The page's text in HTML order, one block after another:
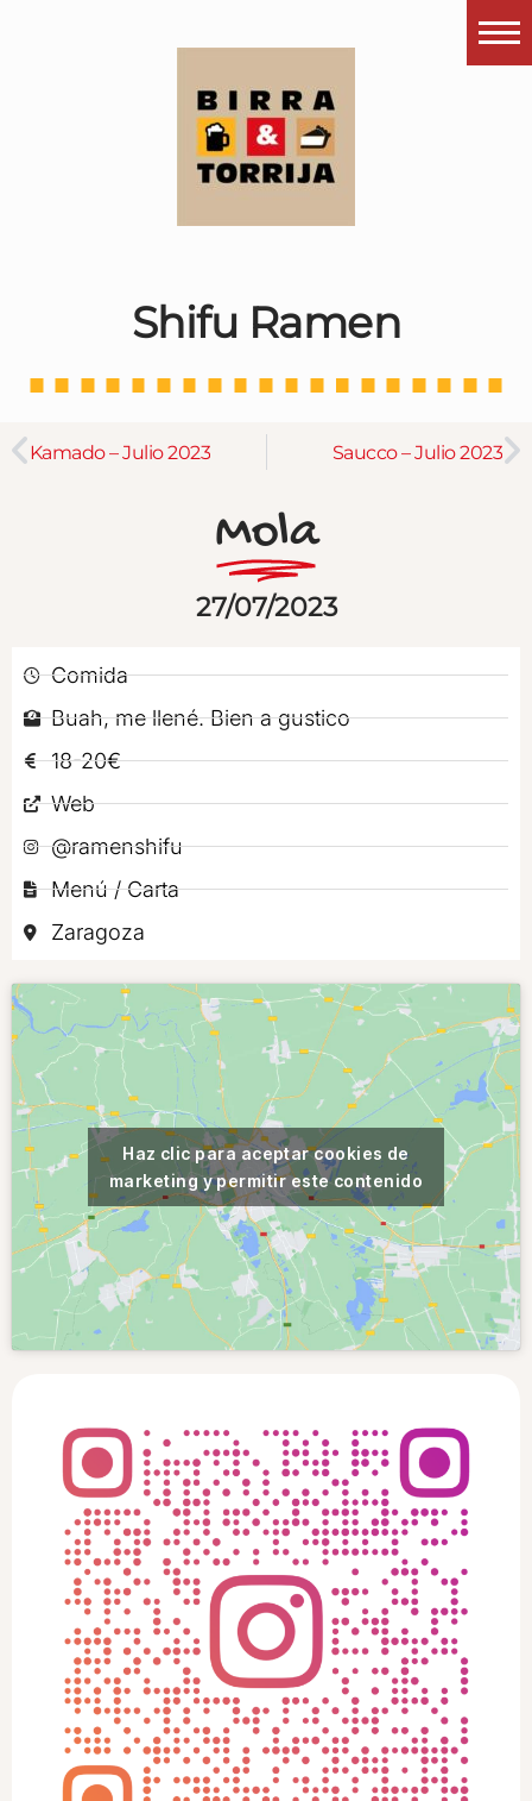
¿Esto que es pués?
Últimas visitas
Todos los garitos
Por el mundo
Contactar
Instagram
Shifu Ramen
Kamado – Julio 2023 Saucco – Julio 2023
Mola
27/07/2023
Comida
Buah, me llené. Bien a gustico
18-20€
Web
@ramenshifu
Menú / Carta
Zaragoza
Haz clic para aceptar cookies de
marketing y permitir este contenido